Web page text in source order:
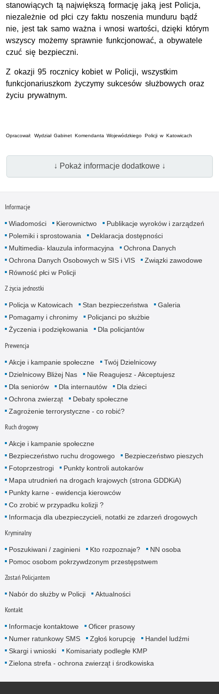
stanowiących tą największą formację jaką jest Policja,
niezależnie od płci czy faktu noszenia munduru bądź
nie, jest tak samo ważna i wnosi wartości, dzięki którym
wszyscy możemy sprawnie funkcjonować, a obywatele
czuć się bezpieczni.
Z okazji 95 rocznicy kobiet w Policji, wszystkim
funkcjonariuszkom życzymy sukcesów służbowych oraz
życiu prywatnym.
Opracował: Wydział Gabinet Komendanta Wojewódzkiego Policji w Katowicach
↓ Pokaż informacje dodatkowe ↓
Informacje
Wiadomości Kierownictwo
Publikacje wyroków i zarządzeń
Polemiki i sprostowania
Deklaracja dostępności
Multimedia- klauzula informacyjna
Ochrona Danych
Ochrona Danych Osobowych w SIS i VIS
Związki zawodowe
Równość płci w Policji
Z życia jednostki
Policja w Katowicach Stan bezpieczeństwa
Galeria
Pomagamy i chronimy
Policjanci po służbie
Życzenia i podziękowania
Dla policjantów
Prewencja
Akcje i kampanie społeczne
Twój Dzielnicowy
Dzielnicowy Bliżej Nas
Nie Reagujesz - Akceptujesz
Dla seniorów
Dla internautów
Dla dzieci
Ochrona zwierząt
Debaty społeczne
Zagrożenie terrorystyczne - co robić?
Ruch drogowy
Akcje i kampanie społeczne
Bezpieczeństwo ruchu drogowego
Bezpieczeństwo pieszych
Fotoprzestrogi
Punkty kontroli autokarów
Mapa utrudnień na drogach krajowych (strona GDDKiA)
Punkty karne - ewidencja kierowców
Co zrobić w przypadku kolizji ?
Informacja dla ubezpieczycieli, notatki ze zdarzeń drogowych
Kryminalny
Poszukiwani / zaginieni Kto rozpoznaje?
NN osoba
Pomoc osobom pokrzywdzonym przestępstwem
Zostań Policjantem
Nabór do służby w Policji Aktualności
Kontakt
Informacje kontaktowe
Oficer prasowy
Numer ratunkowy SMS
Zgłoś korupcję
Handel ludźmi
Skargi i wnioski
Komisariaty podległe KMP
Zielona strefa - ochrona zwierząt i środkowiska